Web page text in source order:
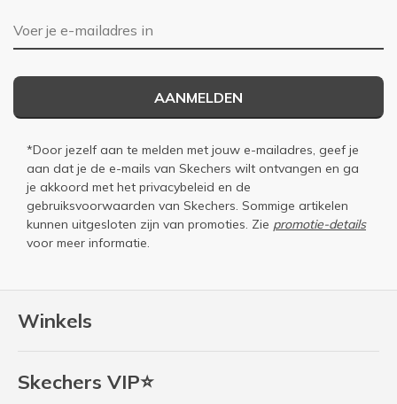
Winkels
Skechers VIP⭐
E-mailadres
AANMELDEN
*Door jezelf aan te melden met jouw e-mailadres, geef je
aan dat je de e-mails van Skechers wilt ontvangen en ga
je akkoord met het privacybeleid en de
gebruiksvoorwaarden van Skechers. Sommige artikelen
kunnen uitgesloten zijn van promoties. Zie promotie-details
voor meer informatie.